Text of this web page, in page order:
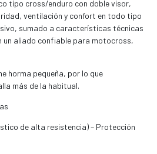
tipo cross/enduro con doble visor,
ventilación y confort en todo tipo
sumado a características técnicas
un aliado confiable para motocross,
horma pequeña, por lo que
más de la habitual.
de alta resistencia) – Protección